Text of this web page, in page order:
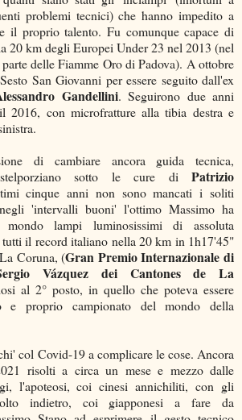
problemi tecnici) che hanno impedito a
il proprio talento. Fu comunque capace di
20 km degli Europei Under 23 nel 2013 (nel
delle Fiamme Oro di Padova). A ottobre
San Giovanni per essere seguito dall'ex
Gandellini. Seguirono due anni
2016, con microfratture alla tibia destra e
di cambiare ancora guida tecnica,
sotto le cure di Patrizio
cinque anni non sono mancati i soliti
'intervalli buoni' l'ottimo Massimo ha
lampi luminosissimi di assoluta
tutti il record italiano nella 20 km in 1h17'45"
Coruna, (Gran Premio Internazionale di
Vázquez dei Cantones de La
al 2° posto, in quello che poteva essere
e proprio campionato del mondo della
col Covid-19 a complicare le cose. Ancora
risolti a circa un mese e mezzo dalle
l'apoteosi, coi cinesi annichiliti, con gli
indietro, coi giapponesi a fare da